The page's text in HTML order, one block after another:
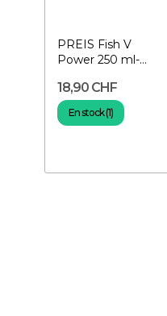
PREIS Fish V
Power 250 ml-
poissons
18,90 CHF
En stock (1)